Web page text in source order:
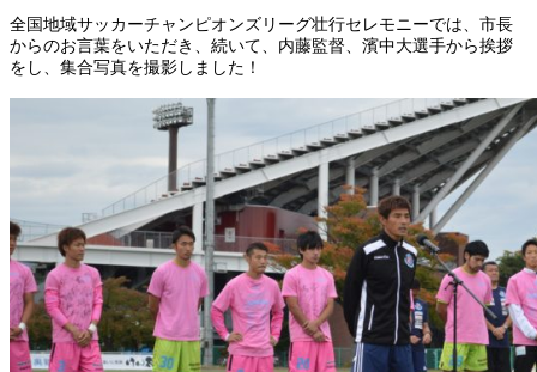
全国地域サッカーチャンピオンズリーグ壮行セレモニーでは、市長
からのお言葉をいただき、続いて、内藤監督、濱中大選手から挨拶
をし、集合写真を撮影しました！